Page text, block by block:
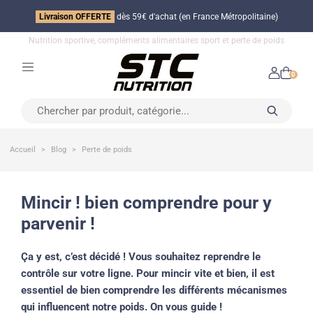
Livraison OFFERTE dès 59€ d'achat (en France Métropolitaine)
Nutrition sportive, compléments alimentaires sport et perte de poids
0
Accueil Blog Perte de poids
mincir ! bien comprendre pour y
parvenir !
Ça y est, c’est décidé ! Vous souhaitez reprendre le
contrôle sur votre ligne. Pour mincir vite et bien, il est
essentiel de bien comprendre les différents mécanismes
qui influencent notre poids. On vous guide !